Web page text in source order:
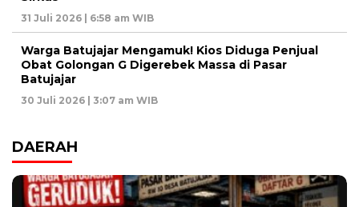
31 Juli 2026 | 6:58 am WIB
Warga Batujajar Mengamuk! Kios Diduga Penjual
Obat Golongan G Digerebek Massa di Pasar
Batujajar
30 Juli 2026 | 3:07 am WIB
DAERAH